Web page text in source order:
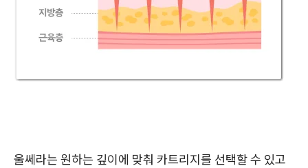
울쎄라는 원하는 깊이에 맞춰 카트리지를 선택할 수 있고